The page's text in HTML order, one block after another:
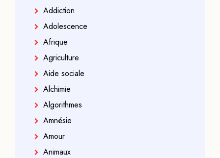
Addiction
Adolescence
Afrique
Agriculture
Aide sociale
Alchimie
Algorithmes
Amnésie
Amour
Animaux